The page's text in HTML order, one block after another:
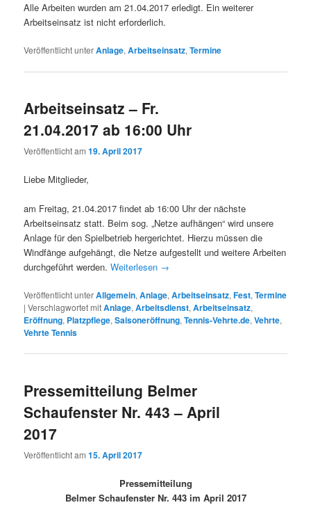
Alle Arbeiten wurden am 21.04.2017 erledigt. Ein weiterer
Arbeitseinsatz ist nicht erforderlich.
Veröffentlicht unterAnlage,Arbeitseinsatz,Termine
Arbeitseinsatz – Fr.
21.04.2017 ab 16:00 Uhr
Veröffentlicht am19. April 2017
Liebe Mitglieder,
am Freitag, 21.04.2017 findet ab 16:00 Uhr der nächste
Arbeitseinsatz statt. Beim sog. „Netze aufhängen“ wird unsere
Anlage für den Spielbetrieb hergerichtet. Hierzu müssen die
Windfänge aufgehängt, die Netze aufgestellt und weitere Arbeiten
durchgeführt werden.Weiterlesen →
Veröffentlicht unterAllgemein,Anlage,Arbeitseinsatz,Fest,Termine
|Verschlagwortet mitAnlage,Arbeitsdienst,Arbeitseinsatz,
Eröffnung, Platzpflege,Saisoneröffnung,Tennis-Vehrte.de,Vehrte,
Vehrte Tennis
Pressemitteilung Belmer
Schaufenster Nr. 443 – April
2017
Veröffentlicht am15. April 2017
Pressemitteilung
Belmer Schaufenster Nr. 443 im April 2017